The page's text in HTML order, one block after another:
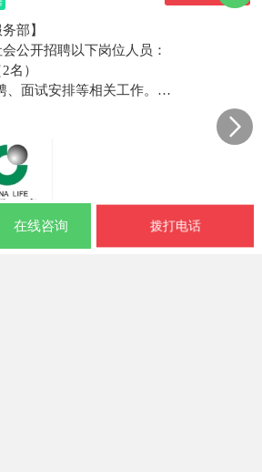
部】
公开招聘以下岗位人员：
名）
面试安排等相关工作。
关系管理，工作轻松，周末双休，节假
元上不封顶
以上，本科或大专学历(有学历证书)，
中学历3000-7000元)
在线咨询 拨打电话